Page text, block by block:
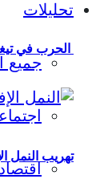
تحليلات
جميع
الحرب في
تهريب النمل